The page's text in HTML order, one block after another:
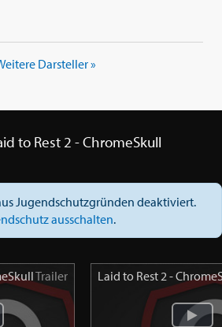
Darsteller »
to Rest 2 - ChromeSkull
Jugendschutzgründen deaktiviert.
ausschalten.
Trailer Laid to Rest 2 -